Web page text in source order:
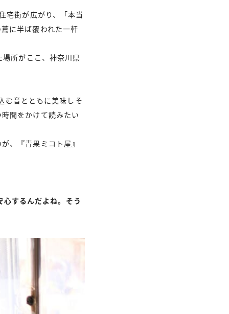
宅街が広がり、「本当
に半ば覆われた一軒
所がここ、神奈川県
む音とともに美味しそ
間をかけて読みたい
、『青果ミコト屋』
心するんだよね。そう